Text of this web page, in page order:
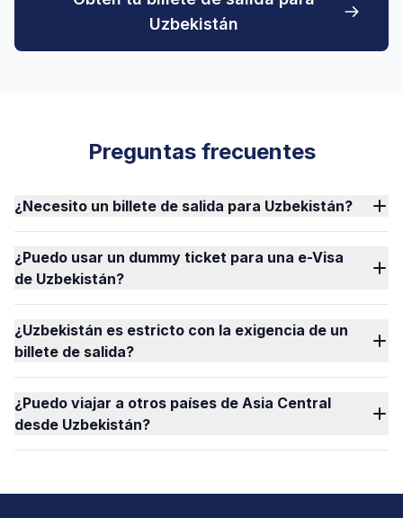
Uzbekistán
Preguntas frecuentes
¿Necesito un billete de salida para Uzbekistán?
¿Puedo usar un dummy ticket para una e-Visa
de Uzbekistán?
¿Uzbekistán es estricto con la exigencia de un
billete de salida?
¿Puedo viajar a otros países de Asia Central
desde Uzbekistán?